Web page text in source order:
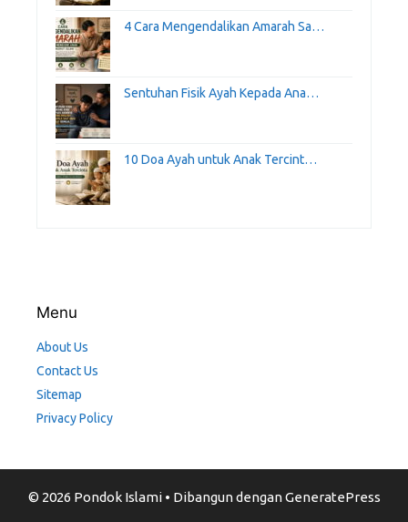
4 Cara Mengendalikan Amarah Sa…
Sentuhan Fisik Ayah Kepada Ana…
10 Doa Ayah untuk Anak Tercint…
Menu
About Us
Contact Us
Sitemap
Privacy Policy
© 2026 Pondok Islami• Dibangun denganGeneratePress